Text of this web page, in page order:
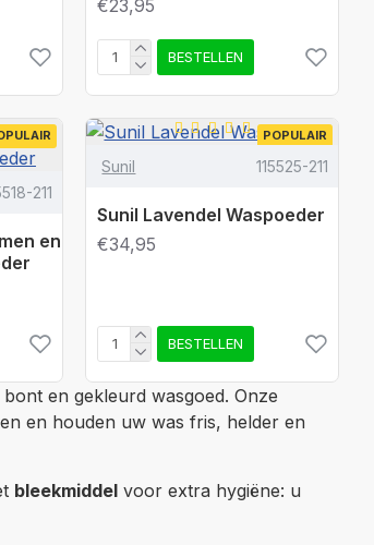
en gekleurd wasgoed. Onze
en houden uw was fris, helder en
bleekmiddel voor extra hygiëne: u
€23,95
BESTELLEN
211
en
POPULAIR
Sunil 115525-211
Sunil Lavendel Waspoeder
€34,95
BESTELLEN